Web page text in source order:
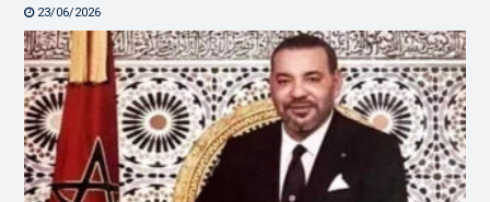
23/06/2026